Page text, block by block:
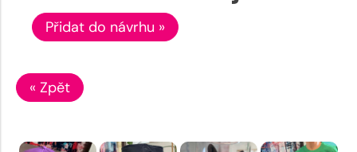
Přidat do návrhu »
« Zpět